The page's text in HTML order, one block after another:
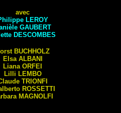
avec
LEROY
GAUBERT
DESCOMBES
BUCHHOLZ
Elsa ALBANI
Liana ORFEI
Lilli LEMBO
TRIONFI
ROSSETTI
MAGNOLFI